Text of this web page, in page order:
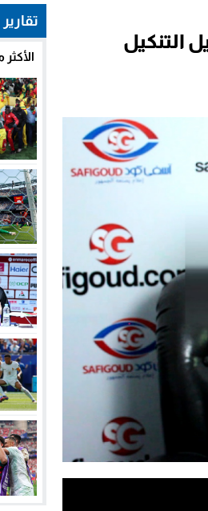
التنكيل